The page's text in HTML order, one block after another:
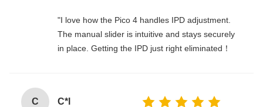
"I love how the Pico 4 handles IPD adjustment.
The manual slider is intuitive and stays securely
in place. Getting the IPD just right eliminated！
C C*l